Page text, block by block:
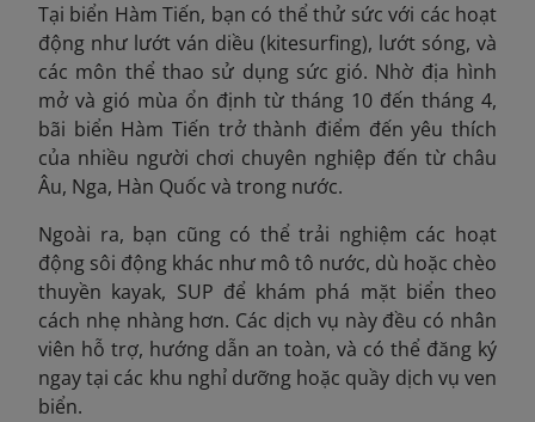
Tại biển Hàm Tiến, bạn có thể thử sức với các hoạt
động như lướt ván diều (kitesurfing), lướt sóng, và
các môn thể thao sử dụng sức gió. Nhờ địa hình
mở và gió mùa ổn định từ tháng 10 đến tháng 4,
bãi biển Hàm Tiến trở thành điểm đến yêu thích
của nhiều người chơi chuyên nghiệp đến từ châu
Âu, Nga, Hàn Quốc và trong nước.
Ngoài ra, bạn cũng có thể trải nghiệm các hoạt
động sôi động khác như mô tô nước, dù hoặc chèo
thuyền kayak, SUP để khám phá mặt biển theo
cách nhẹ nhàng hơn. Các dịch vụ này đều có nhân
viên hỗ trợ, hướng dẫn an toàn, và có thể đăng ký
ngay tại các khu nghỉ dưỡng hoặc quầy dịch vụ ven
biển.